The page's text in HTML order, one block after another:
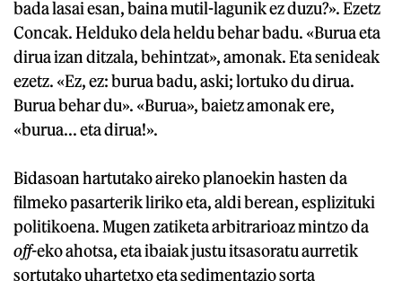
bada lasai esan, baina mutil-lagunik ez duzu?». Ezetz
Concak. Helduko dela heldu behar badu. «Burua eta
dirua izan ditzala, behintzat», amonak. Eta senideak
ezetz. «Ez, ez: burua badu, aski; lortuko du dirua.
Burua behar du». «Burua», baietz amonak ere,
«burua... eta dirua!».
Bidasoan hartutako aireko planoekin hasten da
filmeko pasarterik liriko eta, aldi berean, esplizituki
politikoena. Mugen zatiketa arbitrarioaz mintzo da
off-eko ahotsa, eta ibaiak justu itsasoratu aurretik
sortutako uhartetxo eta sedimentazio sorta